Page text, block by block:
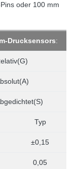
oder 100 mm
Drucksensors:
Typ
±0,15
0,05